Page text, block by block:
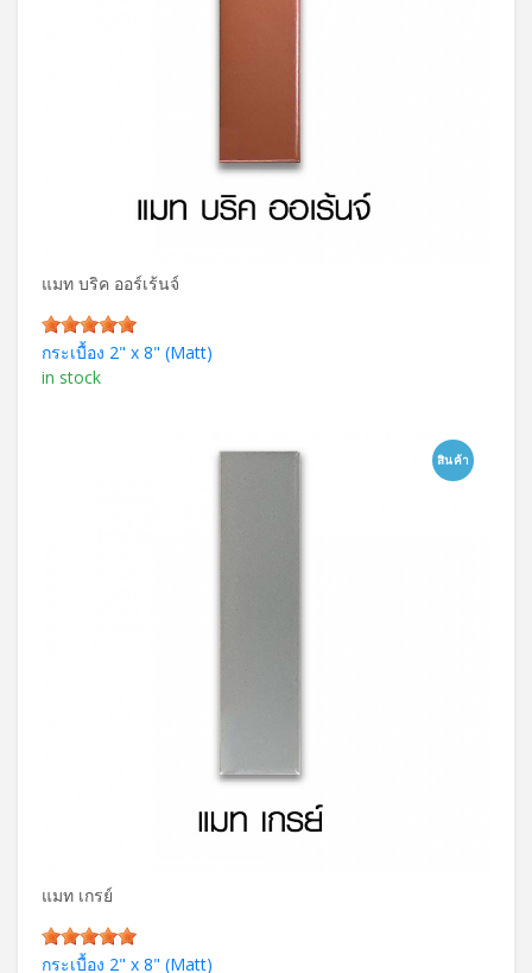
แมท บริค ออร์เร้นจ์
กระเบื้อง 2" x 8" (Matt)
in stock
สินค้า
แมท เกรย์
กระเบื้อง 2" x 8" (Matt)